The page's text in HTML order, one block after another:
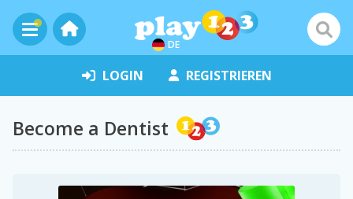
DE
LOGIN REGISTRIEREN
Become a Dentist